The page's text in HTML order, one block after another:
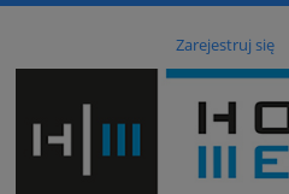
Zarejestruj się